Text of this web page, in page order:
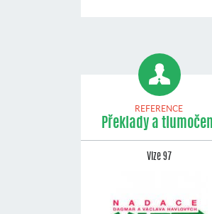
REFERENCE
Překlady a tlumočení
Vize 97